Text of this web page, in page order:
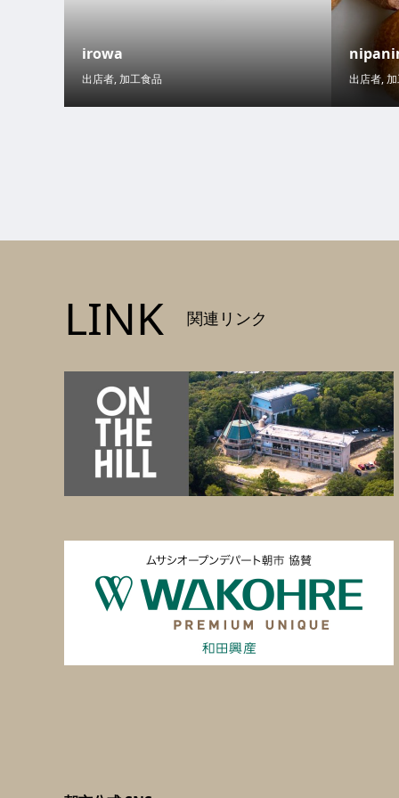
irowa
出店者,加工食品 出店者,
LINK 関連リンク